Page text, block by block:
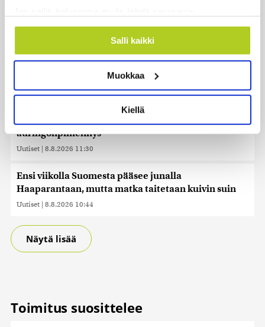
Kerätä tietoja maantieteellisestä sijainnistasi,
mahdollisesti muutaman metrin tarkkuudella
ominaispiirteitä aktiivisesti (sormenjäljen
Lue lisää siitä, miten henkilötietojasi käsitellään ja miten
suostumustasi tai peruuttaa sen milloin vain
evästeilmoituksessa.
Käytämme evästeitä tarjoamamme sisällön ja mainosten
tukemiseen ja kävijämäärämme analysoimiseen. Lisäksi
jaamme sosiaalisen median, mainosalan ja analytiikka-
alan kumppaneillemme tietoja siitä, miten käytät
tietoja muihin tietoihin, joita olet antanut heille tai joita on
kerätty, kun olet käyttänyt heidän palvelujaan. Tietoja
saatetaan myös siirtää ulkomaille.
Salli kaikki
Muokkaa
Kiellä
Ursa on myynyt ennätysmäärän pimennyslaseja
auringonpimennyksen edellä
Uutiset | 8.8.2026 11:31
Suomessa näkyy keskiviikkona osittainen
auringonpimennys
Uutiset | 8.8.2026 11:30
Ensi viikolla Suomesta pääsee junalla
Haaparantaan, mutta matka taitetaan kuivin suin
Uutiset | 8.8.2026 10:44
Näytä lisää
Toimitus suosittelee